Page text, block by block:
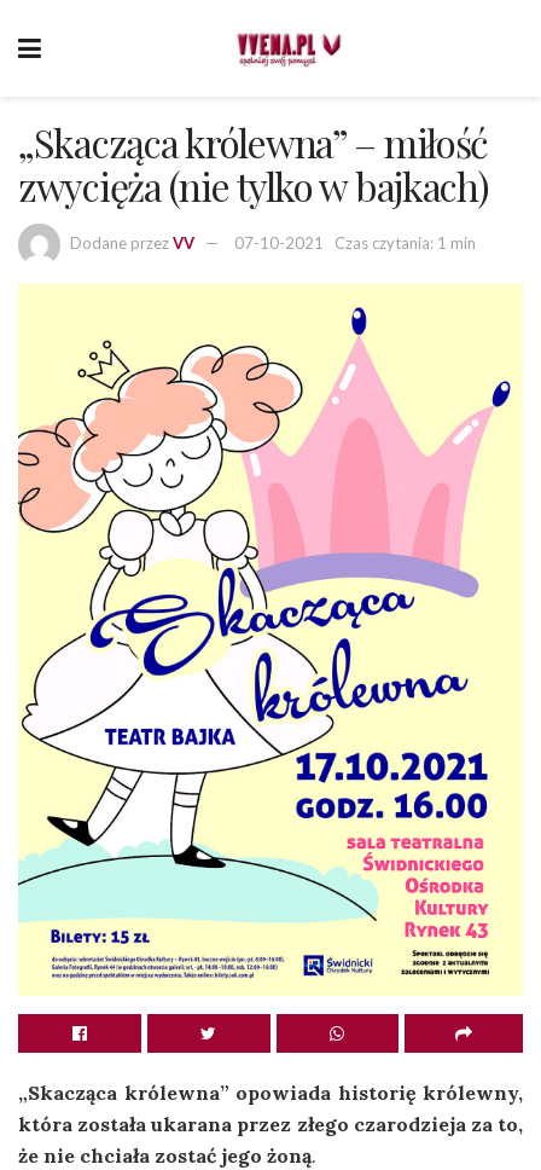
„Skacząca królewna” – miłość
zwycięża (nie tylko w bajkach)
Dodane przezVV 07-10-2021 Czas czytania: 1 min
„Skacząca królewna” opowiada historię królewny,
która została ukarana przez złego czarodzieja za to,
że nie chciała zostać jego żoną.